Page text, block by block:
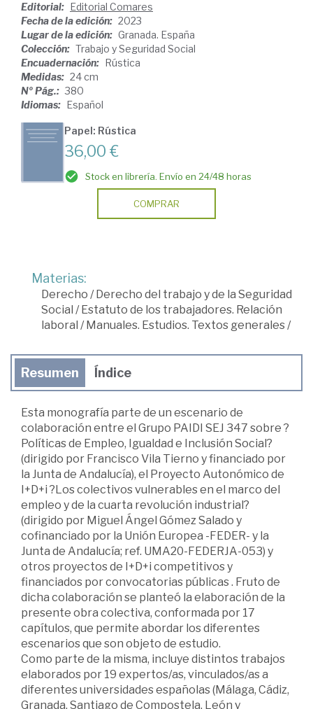
Editorial: Editorial Comares
Fecha de la edición: 2023
Lugar de la edición: Granada. España
Colección: Trabajo y Seguridad Social
Encuadernación: Rústica
Medidas: 24 cm
Nº Pág.: 380
Idiomas: Español
Papel: Rústica
36,00 €
Stock en librería. Envío en 24/48 horas
COMPRAR
Materias:
Derecho /Derecho del trabajo y de la Seguridad
Social /Estatuto de los trabajadores. Relación
laboral /Manuales. Estudios. Textos generales/
Resumen Índice
Esta monografía parte de un escenario de
colaboración entre el Grupo PAIDI SEJ 347 sobre ?
Políticas de Empleo, Igualdad e Inclusión Social?
(dirigido por Francisco Vila Tierno y financiado por
la Junta de Andalucía), el Proyecto Autonómico de
I+D+i ?Los colectivos vulnerables en el marco del
empleo y de la cuarta revolución industrial?
(dirigido por Miguel Ángel Gómez Salado y
cofinanciado por la Unión Europea -FEDER- y la
Junta de Andalucía; ref. UMA20-FEDERJA-053) y
otros proyectos de I+D+i competitivos y
financiados por convocatorias públicas . Fruto de
dicha colaboración se planteó la elaboración de la
presente obra colectiva, conformada por 17
capítulos, que permite abordar los diferentes
escenarios que son objeto de estudio.
Como parte de la misma, incluye distintos trabajos
elaborados por 19 expertos/as, vinculados/as a
diferentes universidades españolas (Málaga, Cádiz,
Granada, Santiago de Compostela, León y